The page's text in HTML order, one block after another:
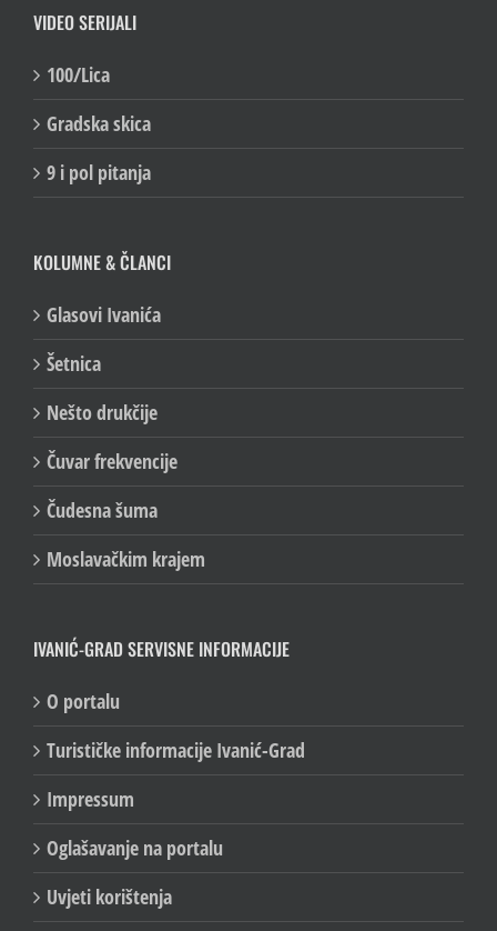
VIDEO SERIJALI
100/Lica
Gradska skica
9 i pol pitanja
KOLUMNE & ČLANCI
Glasovi Ivanića
Šetnica
Nešto drukčije
Čuvar frekvencije
Čudesna šuma
Moslavačkim krajem
IVANIĆ-GRAD SERVISNE INFORMACIJE
O portalu
Turističke informacije Ivanić-Grad
Impressum
Oglašavanje na portalu
Uvjeti korištenja